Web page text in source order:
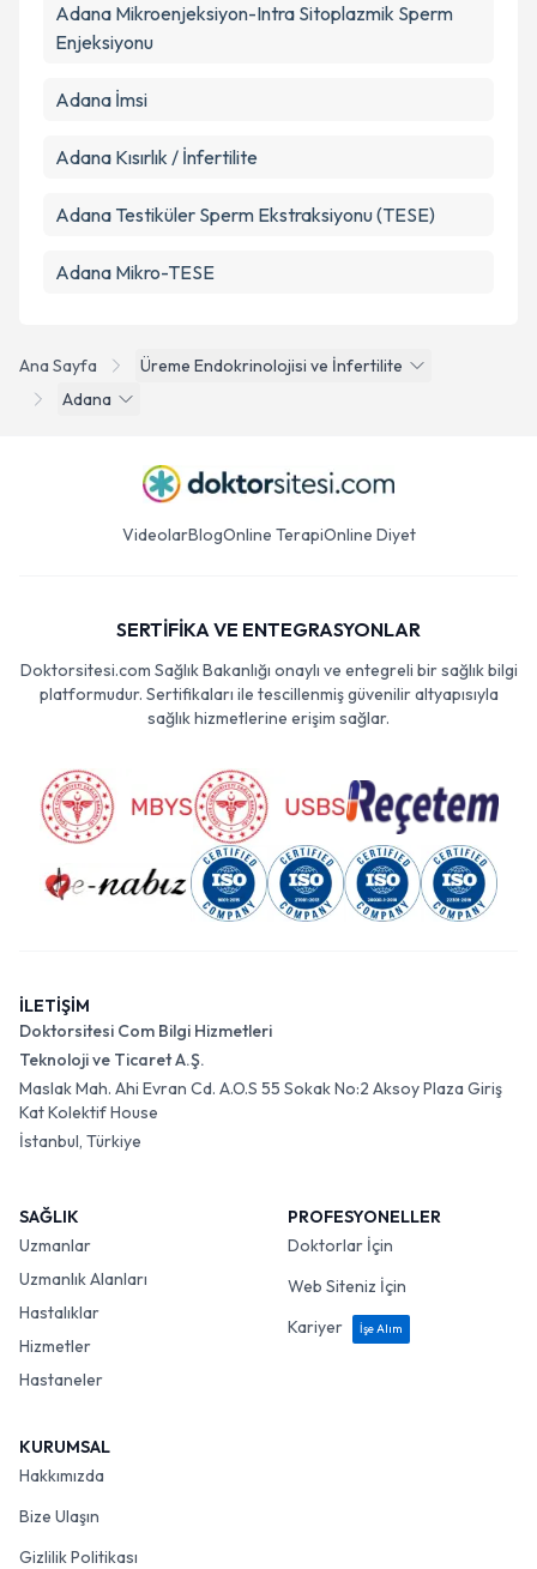
Ana Sayfa
Üreme Endokrinolojisi ve İnfertilite
Adana
Adana Mikroenjeksiyon-Intra Sitoplazmik Sperm
Enjeksiyonu
Adana İmsi
Adana Kısırlık / İnfertilite
Adana Testiküler Sperm Ekstraksiyonu (TESE)
Adana Mikro-TESE
VideolarBlogOnline TerapiOnline Diyet
SERTİFİKA VE ENTEGRASYONLAR
Doktorsitesi.com Sağlık Bakanlığı onaylı ve entegreli bir sağlık bilgi
platformudur. Sertifikaları ile tescillenmiş güvenilir altyapısıyla
sağlık hizmetlerine erişim sağlar.
İLETİŞİM
Doktorsitesi Com Bilgi Hizmetleri
Teknoloji ve Ticaret A.Ş.
Maslak Mah. Ahi Evran Cd. A.O.S 55 Sokak No:2 Aksoy Plaza Giriş
Kat Kolektif House
İstanbul, Türkiye
SAĞLIK
Uzmanlar
Uzmanlık Alanları
Hastalıklar
Hizmetler
Hastaneler
PROFESYONELLER
Doktorlar İçin
Web Siteniz İçin
Kariyer
İşe Alım
KURUMSAL
Hakkımızda
Bize Ulaşın
Gizlilik Politikası